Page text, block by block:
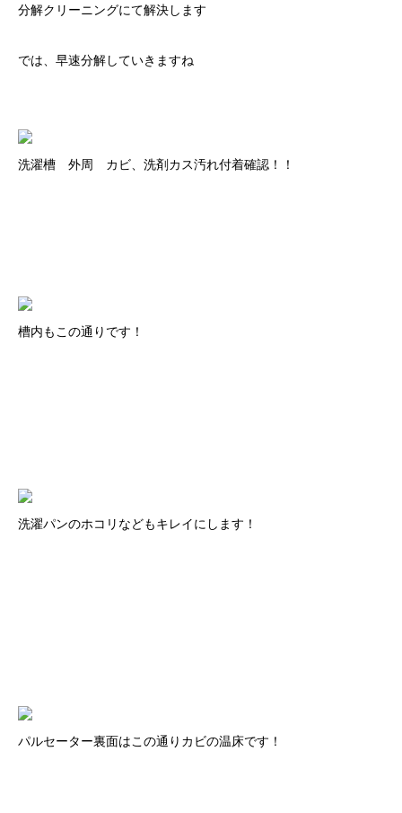
分解クリーニングにて解決します
では、早速分解していきますね
洗濯槽 外周 カビ、洗剤カス汚れ付着確認！！
槽内もこの通りです！
洗濯パンのホコリなどもキレイにします！
パルセーター裏面はこの通りカビの温床です！